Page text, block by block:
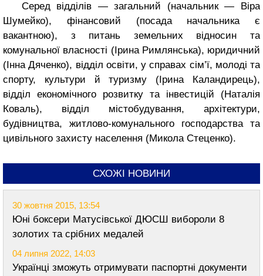
Серед відділів — загальний (начальник — Віра
Шумейко), фінансовий (посада начальника є
вакантною), з питань земельних відносин та
комунальної власності (Ірина Римлянська), юридичний
(Інна Дяченко), відділ освіти, у справах сім’ї, молоді та
спорту, культури й туризму (Ірина Каландирець),
відділ економічного розвитку та інвестицій (Наталія
Коваль), відділ містобудування, архітектури,
будівництва, житлово-комунального господарства та
цивільного захисту населення (Микола Стеценко).
СХОЖІ НОВИНИ
30 жовтня 2015, 13:54
Юні боксери Матусівської ДЮСШ вибороли 8
золотих та срібних медалей
04 липня 2022, 14:03
Українці зможуть отримувати паспортні документи